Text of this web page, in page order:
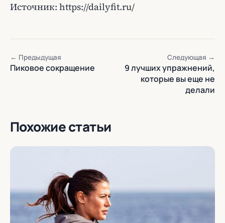
Источник: https://dailyfit.ru/
← Предыдущая
Пиковое сокращение
Следующая →
9 лучших упражнений,
которые вы еще не
делали
Похожие статьи